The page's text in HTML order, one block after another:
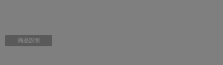
商品説明